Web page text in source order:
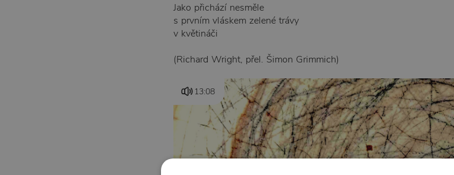
Jako přichází nesměle
s prvním vláskem zelené trávy
v květináči
(Richard Wright, přel. Šimon Grimmich)
13:08